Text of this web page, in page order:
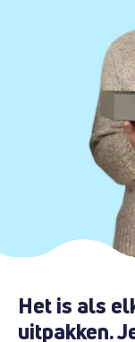
Het is als
uitpakken.